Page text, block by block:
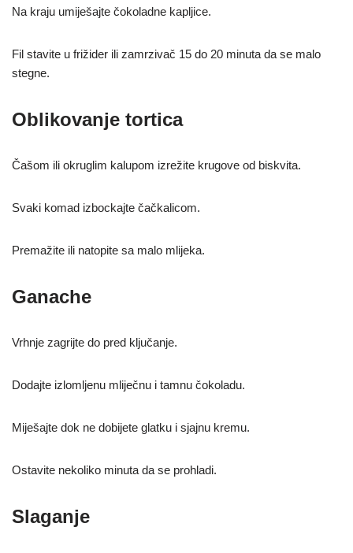
Na kraju umiješajte čokoladne kapljice.
Fil stavite u frižider ili zamrzivač 15 do 20 minuta da se malo
stegne.
Oblikovanje tortica
Čašom ili okruglim kalupom izrežite krugove od biskvita.
Svaki komad izbockajte čačkalicom.
Premažite ili natopite sa malo mlijeka.
Ganache
Vrhnje zagrijte do pred ključanje.
Dodajte izlomljenu mliječnu i tamnu čokoladu.
Miješajte dok ne dobijete glatku i sjajnu kremu.
Ostavite nekoliko minuta da se prohladi.
Slaganje